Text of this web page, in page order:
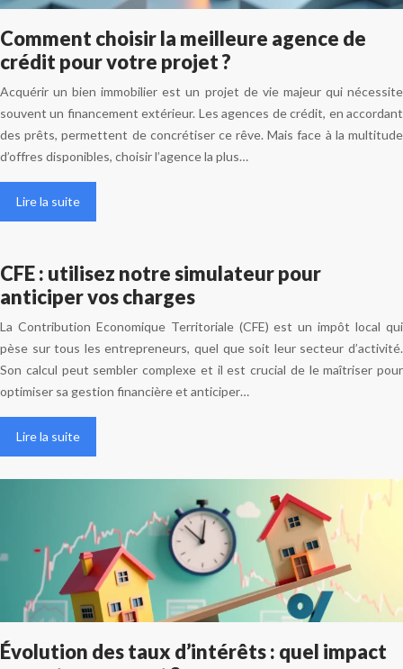
Comment choisir la meilleure agence de
crédit pour votre projet ?
Acquérir un bien immobilier est un projet de vie majeur qui nécessite
souvent un financement extérieur. Les agences de crédit, en accordant
des prêts, permettent de concrétiser ce rêve. Mais face à la multitude
d’offres disponibles, choisir l’agence la plus…
Lire la suite
CFE : utilisez notre simulateur pour
anticiper vos charges
La Contribution Economique Territoriale (CFE) est un impôt local qui
pèse sur tous les entrepreneurs, quel que soit leur secteur d’activité.
Son calcul peut sembler complexe et il est crucial de le maîtriser pour
optimiser sa gestion financière et anticiper…
Lire la suite
Évolution des taux d’intérêts : quel impact